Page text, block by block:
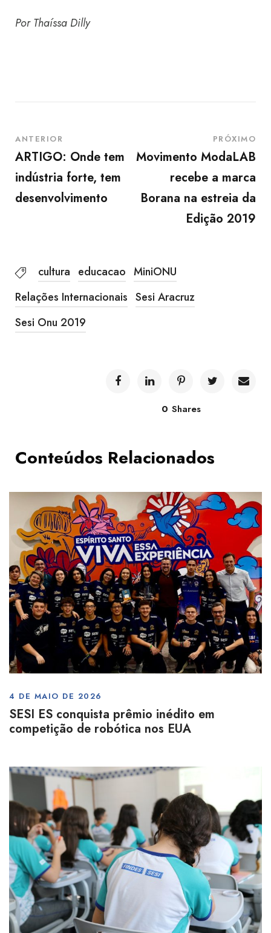
Por Thaíssa Dilly
ANTERIOR
ARTIGO: Onde tem
indústria forte, tem
desenvolvimento
PRÓXIMO
Movimento ModaLAB
recebe a marca
Borana na estreia da
Edição 2019
cultura educacao MiniONU
Relações Internacionais Sesi Aracruz
Sesi Onu 2019
0 Shares
Conteúdos Relacionados
4 DE MAIO DE 2026
SESI ES conquista prêmio inédito em
competição de robótica nos EUA